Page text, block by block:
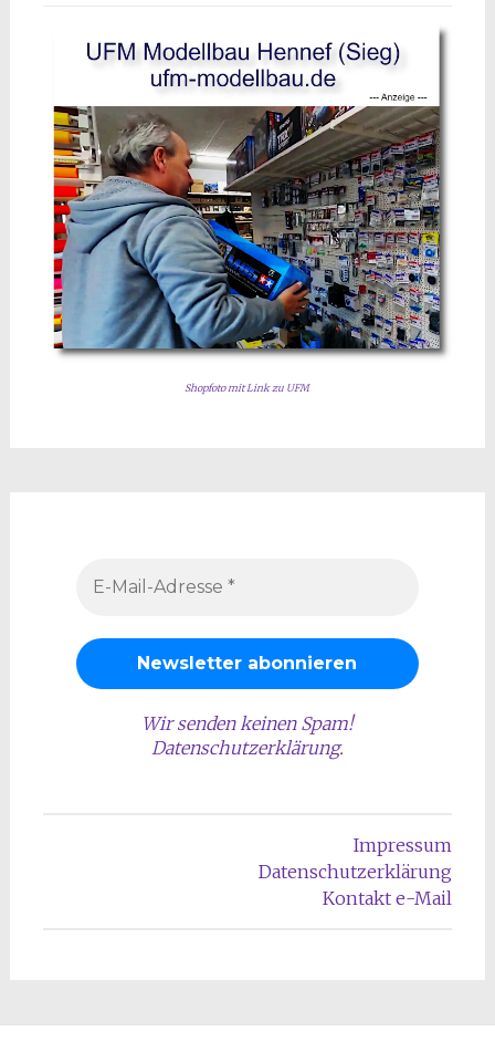
Shopfoto mit Link zu UFM
Wir senden keinen Spam!
Datenschutzerklärung.
Impressum
Datenschutzerklärung
Kontakt e-Mail